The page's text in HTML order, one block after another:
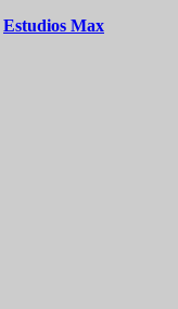
Estudios Max